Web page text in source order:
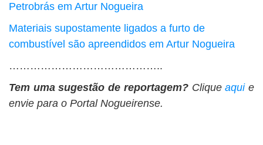
Petrobrás em Artur Nogueira
Materiais supostamente ligados a furto de
combustível são apreendidos em Artur Nogueira
……………………………………..
Tem uma sugestão de reportagem?Cliqueaquie
envie para o Portal Nogueirense.